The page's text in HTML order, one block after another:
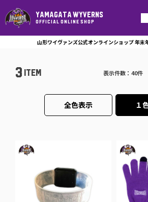
YAMAGATA WYVERNS
OFFICIAL ONLINE SHOP
山形ワイヴァンズ公式オンラインショップ 年末
3 ITEM 表示件数：40件
全色表示 １